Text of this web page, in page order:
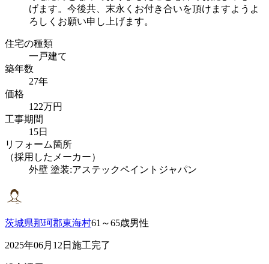
げます。今後共、末永くお付き合いを頂けますようよ
ろしくお願い申し上げます。
住宅の種類
一戸建て
築年数
27年
価格
122万円
工事期間
15日
リフォーム箇所
（採用したメーカー）
外壁 塗装:アステックペイントジャパン
茨城県那珂郡東海村61～65歳男性
2025年06月12日施工完了